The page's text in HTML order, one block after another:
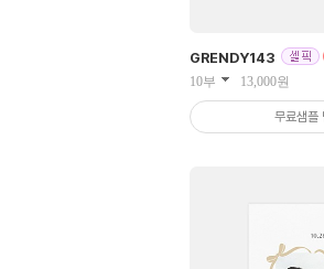
GRENDY143
10부 13,000원
무료샘플